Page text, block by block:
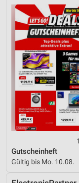
Gutscheinheft
Gültig bis Mo. 10.08.
Werbung